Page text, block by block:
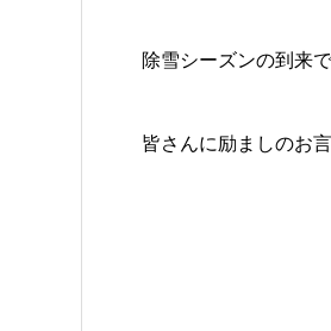
除雪シーズンの到来で
皆さんに励ましのお